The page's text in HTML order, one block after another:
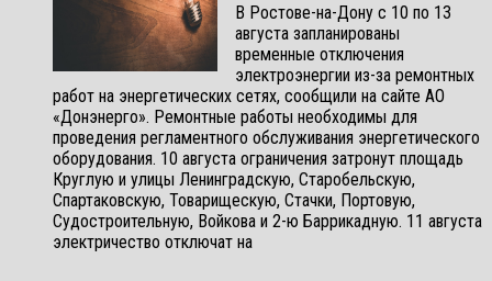
В Ростове-на-Дону с 10 по 13
августа запланированы
временные отключения
электроэнергии из-за ремонтных
работ на энергетических сетях, сообщили на сайте АО
«Донэнерго». Ремонтные работы необходимы для
проведения регламентного обслуживания энергетического
оборудования. 10 августа ограничения затронут площадь
Круглую и улицы Ленинградскую, Старобельскую,
Спартаковскую, Товарищескую, Стачки, Портовую,
Судостроительную, Войкова и 2-ю Баррикадную. 11 августа
электричество отключат на